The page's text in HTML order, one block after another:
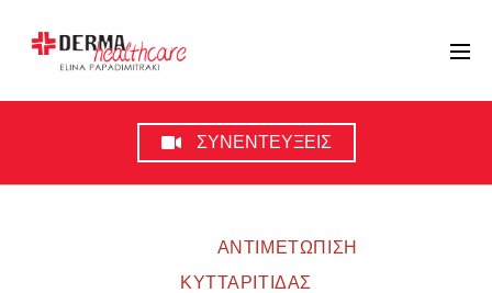
ΣΥΝΕΝΤΕΥΞΕΙΣ
ΑΝΤΙΜΕΤΩΠΙΣΗ
ΚΥΤΤΑΡΙΤΙΔΑΣ